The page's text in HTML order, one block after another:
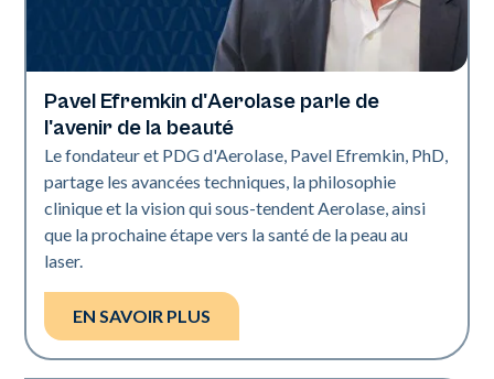
L'industrie
Pavel Efremkin d'Aerolase parle de
l'avenir de la beauté
Le fondateur et PDG d'Aerolase, Pavel Efremkin, PhD,
partage les avancées techniques, la philosophie
clinique et la vision qui sous-tendent Aerolase, ainsi
que la prochaine étape vers la santé de la peau au
laser.
EN SAVOIR PLUS